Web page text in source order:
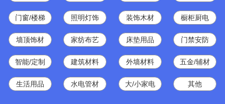
门窗/楼梯 照明灯饰 装饰木材 橱柜厨电
墙顶饰材 家纺布艺 床垫用品 门禁安防
智能/定制 建筑材料 外墙材料 五金/辅材
生活用品 水电管材 大/小家电 其他